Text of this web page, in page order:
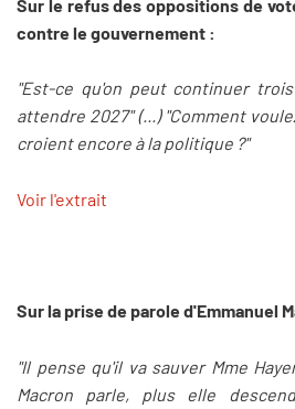
Sur le refus des oppositions de
contre le gouvernement :
"Est-ce qu'on peut continuer
attendre 2027" (...) "Comment
croient encore à la politique ?"
Voir l'extrait
Sur la prise de parole d'Emmanuel
"Il pense qu'il va sauver Mme
Macron parle, plus elle